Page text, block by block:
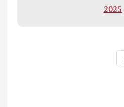
2025